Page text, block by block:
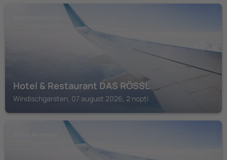
Hotel & Restaurant DAS RÖSSL
Windischgarsten, 07 august 2026, 2 nopți